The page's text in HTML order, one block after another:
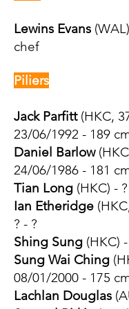
Lewins Evans
chef
Piliers
Jack Parfitt(HKC,
23/06/1992 - 189
Daniel Barlow
24/06/1986 - 181
Tian Long (HKC) -
Ian Etheridge
? - ?
Shing Sung (HKC)
Sung Wai Ching
08/01/2000 - 175
Lachlan Douglas